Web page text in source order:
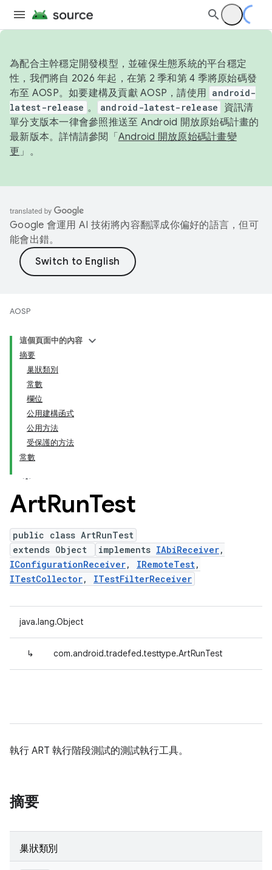
為配合主幹穩定開發模型，並確保生態系統的平台穩定
性，我們將自 2026 年起，在第 2 季和第 4 季將原始碼發
布至 AOSP。如要建構及貢獻 AOSP，請使用 android-
latest-release 。 android-latest-release
資訊清
單分支版本一律會參照推送至 Android 開放原始碼計畫的
最新版本。詳情請參閱「 Android 開放原始碼計畫變
更 」。
Google 會運用 AI 技術將內容翻譯成你偏好的語言，但可
能會出錯。
AOSP
這個頁面中的內容
摘要
巢狀類別
常數
欄位
公用建構函式
公用方法
受保護的方法
常數
ArtRunTest
public class ArtRunTest
extends Object
implements IAbiReceiver,
IConfigurationReceiver, IRemoteTest,
ITestCollector, ITestFilterReceiver
java.lang.Object
↳ com.android.tradefed.testtype.ArtRunTest
執行 ART 執行階段測試的測試執行工具。
摘要
巢狀類別